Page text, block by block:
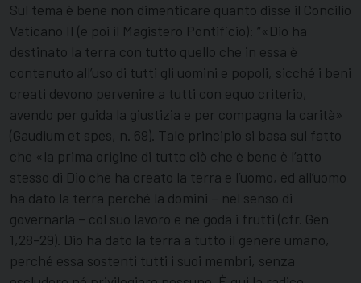
Sul tema è bene non dimenticare quanto disse il Concilio
Vaticano II (e poi il Magistero Pontificio): “«Dio ha
destinato la terra con tutto quello che in essa è
contenuto all’uso di tutti gli uomini e popoli, sicché i beni
creati devono pervenire a tutti con equo criterio,
avendo per guida la giustizia e per compagna la carità»
(Gaudium et spes, n. 69). Tale principio si basa sul fatto
che «la prima origine di tutto ciò che è bene è l’atto
stesso di Dio che ha creato la terra e l’uomo, ed all’uomo
ha dato la terra perché la domini – nel senso di
governarla – col suo lavoro e ne goda i frutti (cfr. Gen
1,28-29). Dio ha dato la terra a tutto il genere umano,
perché essa sostenti tutti i suoi membri, senza